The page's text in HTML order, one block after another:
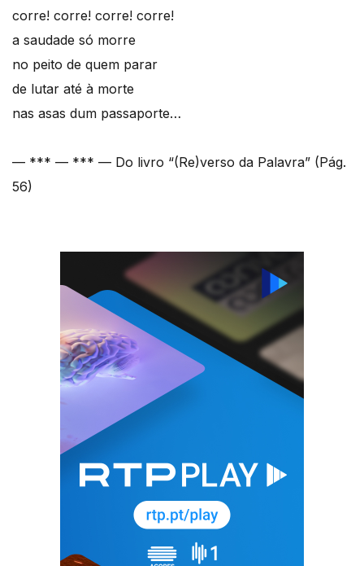
corre! corre! corre! corre!
a saudade só morre
no peito de quem parar
de lutar até à morte
nas asas dum passaporte…
— *** — *** — Do livro “(Re)verso da Palavra” (Pág.
56)